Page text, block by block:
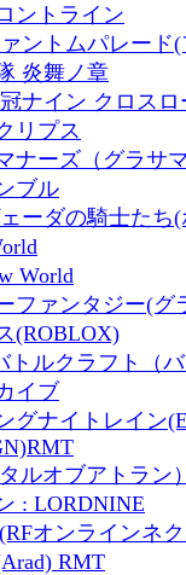
ントライン
ントムパレード
炎舞ノ章
ナイン クロス
リプス
ナーズ（グラサマ
ブル
ーダの騎士たち
World
ファンタジー(グ
(ROBLOX)
トルクラフト（バ
イブ
グナイトレイン
ルオブアトラン）
: LORDNINE
オンラインネ
RMT